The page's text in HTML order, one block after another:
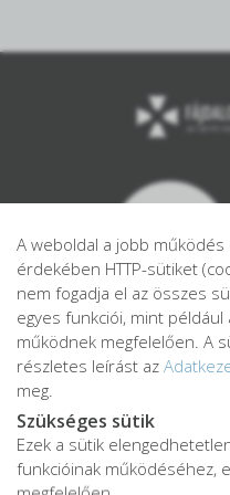
A weboldal a jobb
érdekében HTTP-sütiket
nem fogadja el az összes
egyes funkciói, mint
működnek megfelelően. A
részletes leírást az
meg.
Szükséges sütik
Ezek a sütik
funkcióinak működéséhez,